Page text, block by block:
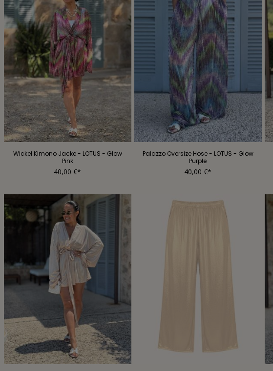
Wickel Kimono Jacke - LOTUS - Glow
Pink
40,00 €*
Palazzo Oversize Hose - LOTUS - Glow
Purple
40,00 €*